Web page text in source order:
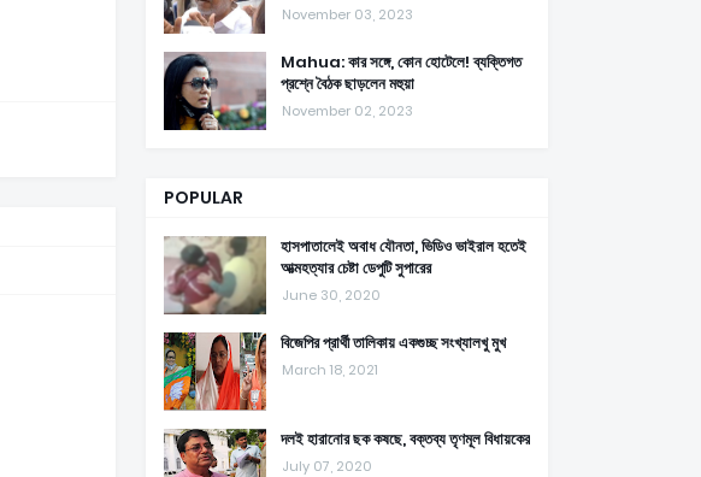
November 03, 2023
Mahua: কার সঙ্গে, কোন হোটেলে! ব্যক্তিগত
প্রশ্নে বৈঠক ছাড়লেন মহুয়া
November 02, 2023
POPULAR
হাসপাতালেই অবাধ যৌনতা, ভিডিও ভাইরাল হতেই
আত্মহত্যার চেষ্টা ডেপুটি সুপারের
June 30, 2020
বিজেপির প্রার্থী তালিকায় একগুচ্ছ সংখ্যালখু মুখ
March 18, 2021
দলই হারানোর ছক কষছে, বক্তব্য তৃণমূল বিধায়কের
July 07, 2020